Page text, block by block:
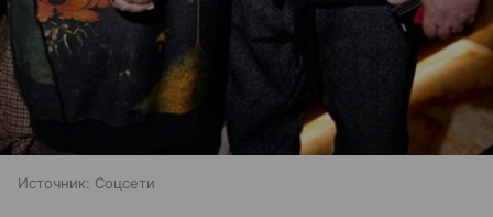
Источник: Соцсети